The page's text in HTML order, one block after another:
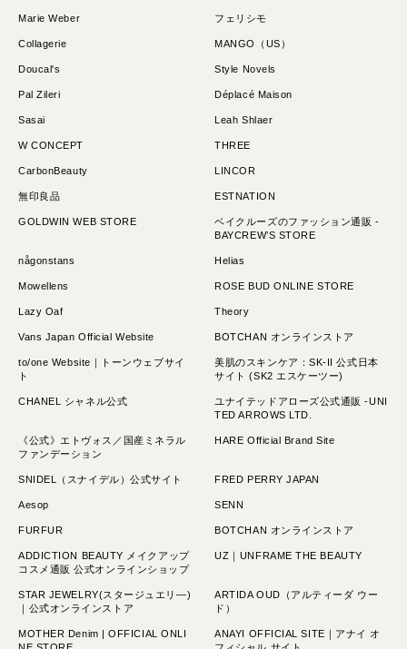
Marie Weber フェリシモ
Collagerie MANGO（US）
Doucal's Style Novels
Pal Zileri Déplacé Maison
Sasai Leah Shlaer
W CONCEPT THREE
CarbonBeauty LINCOR
無印良品 ESTNATION
GOLDWIN WEB STORE
ベイクルーズのファッション通販 -
BAYCREW’S STORE
någonstans Helias
Mowellens ROSE BUD ONLINE STORE
Lazy Oaf Theory
Vans Japan Official Website BOTCHAN オンラインストア
to/one Website｜トーンウェブサイ
ト
美肌のスキンケア：SK-II 公式日本
サイト (SK2 エスケーツー)
CHANEL シャネル公式
ユナイテッドアローズ公式通販 -UNI
TED ARROWS LTD.
《公式》エトヴォス／国産ミネラル
ファンデーション
HARE Official Brand Site
SNIDEL（スナイデル）公式サイト FRED PERRY JAPAN
Aesop SENN
FURFUR BOTCHAN オンラインストア
ADDICTION BEAUTY メイクアップ
コスメ通販 公式オンラインショップ
UZ｜UNFRAME THE BEAUTY
STAR JEWELRY(スタージュエリ―)
｜公式オンラインストア
ARTIDA OUD（アルティーダ ウー
ド）
MOTHER Denim | OFFICIAL ONLI
ANAYI OFFICIAL SITE｜アナイ オ